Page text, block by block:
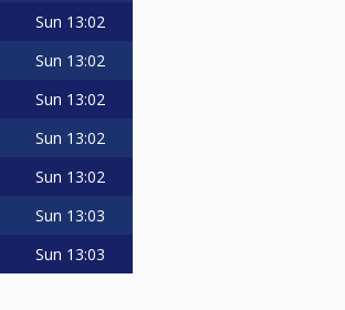
Sun 13:02
Sun 13:02
Sun 13:02
Sun 13:02
Sun 13:02
Sun 13:03
Sun 13:03